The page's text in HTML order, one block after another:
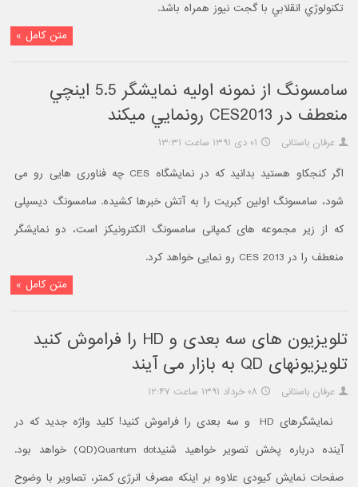
تکنولوژي انقلابي با گجت نيوز همراه باشد.
متن کامل »
سامسونگ از نمونه اوليه نمايشگر 5.5 اينچي
منعطف در CES2013 رونمايي ميکند
عرفان باستانی ۰۱ دی ۱۳۹۱ ساعت ۱۳:۳۱
اگر کنجکاو هستید بدانید که در نمایشگاه CES چه فناوری هایی رو می
شود، سامسونگ اولین کبریت را به آتش خبرها کشیده. سامسونگ دیسپلی
که از زیر مجموعه های کمپانی سامسونگ الکترونیکز است، دو نمایشگر
منعطف را در CES 2013 رو نمایی خواهد کرد.
متن کامل »
تلویزیون های سه بعدی و HD را فراموش کنید
تلویزیونهای QD به بازار می آیند
عرفان باستانی ۰۸ خرداد ۱۳۹۱ ساعت ۱۲:۴۷
نمایشگرهای HD و سه بعدی را فراموش کنید! کلید واژه جدید که در
آینده درباره پخش تصویر خواهید شنیدQD)Quantum dot) خواهد بود.
صفحات نمایش کیودی علاوه بر اینکه مصرف انرژی کمتر، تصاویر با وضوح